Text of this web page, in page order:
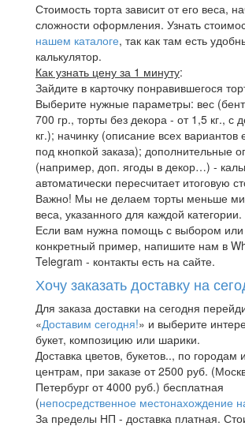
Стоимость торта зависит от его веса,
сложности оформления. Узнать
нашем каталоге, так как там есть
калькулятор.
Как узнать цену за 1 минуту:
Зайдите в карточку понравившегося
Выберите нужные параметры: вес
700 гр., торты без декора - от 1,5 кг., с
кг.); начинку (описание всех вариантов
под кнопкой заказа); дополнительные
(например, доп. ягоды в декор…) -
автоматически пересчитает итоговую
Важно! Мы не делаем торты меньше
веса, указанного для каждой категории.
Если вам нужна помощь с выбором или
конкретный пример, напишите нам в
Telegram - контакты есть на сайте.
Хочу заказать доставку на
Для заказа доставки на сегодня
«Доставим сегодня!» и выберите
букет, композицию или шарики.
Доставка цветов, букетов.., по
центрам, при заказе от 2500 руб.
Петербург от 4000 руб.) бесплатная
(непосредственное местонахождение
За пределы НП - доставка платная.